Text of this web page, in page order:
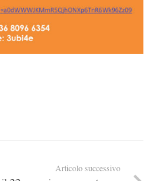
Articolo successivo